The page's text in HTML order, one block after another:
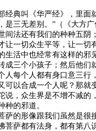
叫《华严经》，里面就
是三无差别。”（《大方
间法还有我们的种种五
让一切众生平等，让一切
中也经常有这样的邪见
成三个小孩子；然后他
人每个人都有身口意三
可以合成一个人呢？那
说，众生界是不增不减
种的邪道。
形像跟我们虽然是很接
菩萨都有法身，都有第